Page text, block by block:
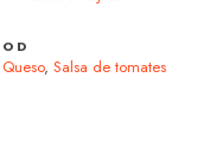
Queso, Salsa de tomates